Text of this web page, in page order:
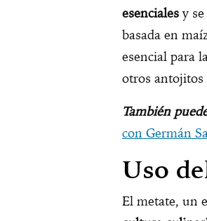
esenciales y
basada en
esencial para
otros antojitos
También
con Germán
Uso
El metate, un